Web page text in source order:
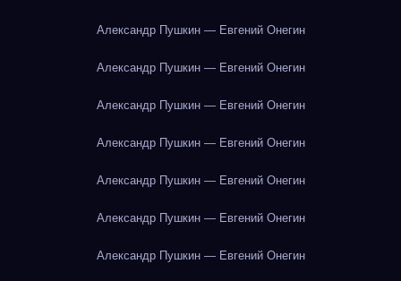
Александр Пушкин — Евгений Онегин
Александр Пушкин — Евгений Онегин
Александр Пушкин — Евгений Онегин
Александр Пушкин — Евгений Онегин
Александр Пушкин — Евгений Онегин
Александр Пушкин — Евгений Онегин
Александр Пушкин — Евгений Онегин